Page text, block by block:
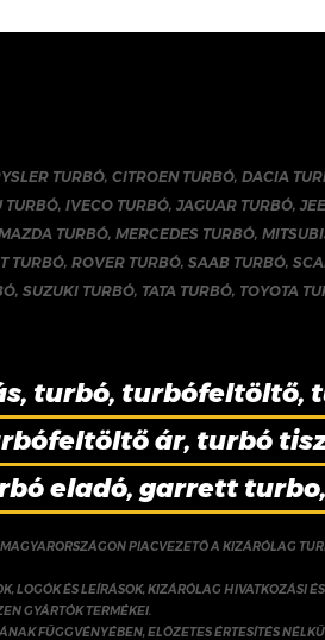
TURBÓ, CITROEN TURBÓ, DACIA
TURBÓ, IVECO TURBÓ, JAGUAR TURBÓ,
TURBÓ, MERCEDES TURBÓ,
TURBÓ, ROVER TURBÓ, SAAB TURBÓ,
, SUZUKI TURBÓ, TATA TURBÓ, TOYOTA
turbó, turbófeltöltő,
ár, turbó
eladó, garrett
PIACVEZETŐ A KIZÁRÓLAG
LOGÓK ÉS LEÍRÁSOK, KIZÁRÓLAG HIVATKOZÁSI
GYÁRTÓK TERMÉKEI.
FÜGGVÉNYÉBEN, ELŐZETES ÉRTESÍTÉS